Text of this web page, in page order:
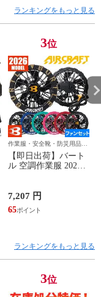
作業服 作業ズボ
ン ジーンズ メン
ーク マン 通年
オールシーズン
USD402
ランキングをもっと見る
3位
作業服・安全靴・防災用品な
ら作業用品専門店のまもる君
【即日出荷】バート
ル 空調作業服 2026
作業着 ファン 防水
EFウェア AC10-1
AC10-2 BURTLE
服 春夏 猛暑 暑さ対
策 洗えるファン
7,207 円
65
ランキングをもっと見る
3位